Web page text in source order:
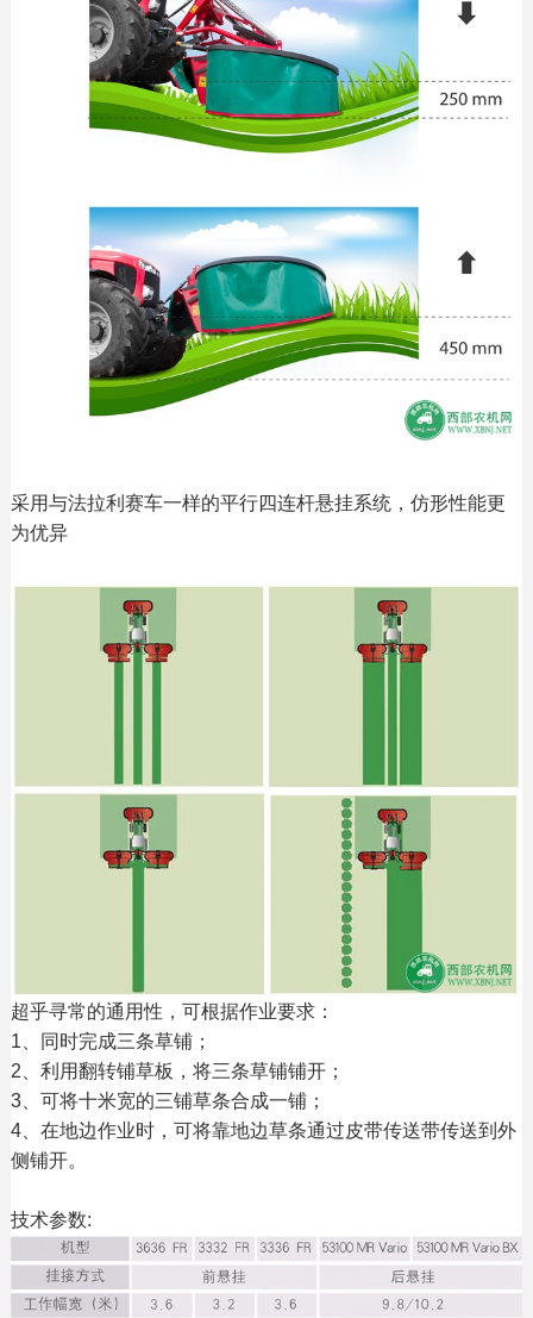
采用与法拉利赛车一样的平行四连杆悬挂系统，仿形性能更
为优异
超乎寻常的通用性，可根据作业要求：
1、同时完成三条草铺；
2、利用翻转铺草板，将三条草铺铺开；
3、可将十米宽的三铺草条合成一铺；
4、在地边作业时，可将靠地边草条通过皮带传送带传送到外
侧铺开。
技术参数: